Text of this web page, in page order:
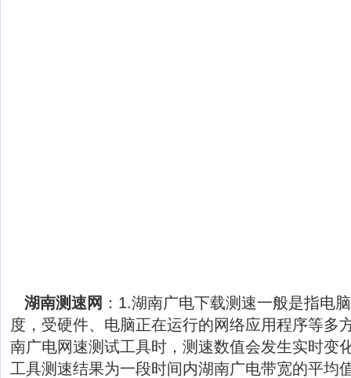
湖南测速网 ：1.湖南广电下载测速一般是指电
度，受硬件、电脑正在运行的网络应用程序等多
南广电网速测试工具时，测速数值会发生实时变
工具测速结果为一段时间内湖南广电带宽的平均